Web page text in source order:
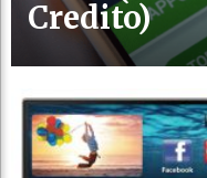
Credito)